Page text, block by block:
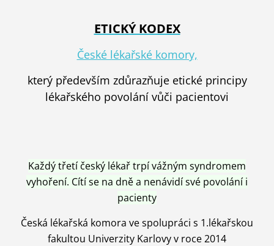
ETICKÝ KODEX
České lékařské komory,
který především zdůrazňuje etické principy
lékařského povolání vůči pacientovi
Každý třetí český lékař trpí vážným syndromem
vyhoření. Cítí se na dně a nenávidí své povolání i
pacienty
Česká lékařská komora ve spolupráci s 1.lékařskou
fakultou Univerzity Karlovy v roce 2014